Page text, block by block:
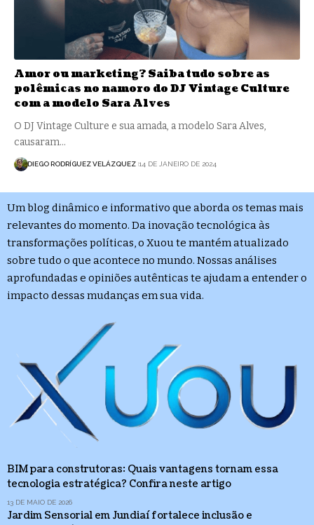
Amor ou marketing? Saiba tudo sobre as
polêmicas no namoro do DJ Vintage Culture
com a modelo Sara Alves
O DJ Vintage Culture e sua amada, a modelo Sara Alves,
causaram…
DIEGO RODRÍGUEZ VELÁZQUEZ 14 DE JANEIRO DE 2024
Um blog dinâmico e informativo que aborda os temas mais
relevantes do momento. Da inovação tecnológica às
transformações políticas, o Xuou te mantém atualizado
sobre tudo o que acontece no mundo. Nossas análises
aprofundadas e opiniões autênticas te ajudam a entender o
impacto dessas mudanças em sua vida.
BIM para construtoras: Quais vantagens tornam essa
tecnologia estratégica? Confira neste artigo
13 DE MAIO DE 2026
Jardim Sensorial em Jundiaí fortalece inclusão e